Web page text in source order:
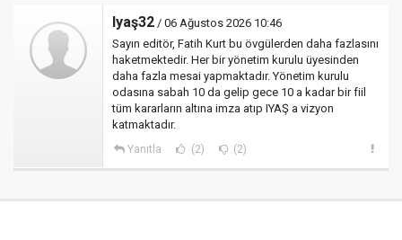
Iyaş32 / 06 Ağustos 2026 10:46
Sayın editör, Fatih Kurt bu övgülerden daha fazlasını
haketmektedir. Her bir yönetim kurulu üyesinden
daha fazla mesai yapmaktadır. Yönetim kurulu
odasına sabah 10 da gelip gece 10 a kadar bir fiil
tüm kararların altına imza atıp IYAŞ a vizyon
katmaktadır.
Yanıtla (2) (2)